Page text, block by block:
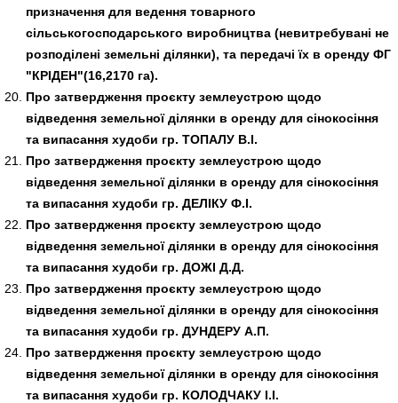
призначення для ведення товарного
сільськогосподарського виробництва (невитребувані не
розподілені земельні ділянки), та передачі їх в оренду ФГ
"КРІДЕН"(16,2170 га).
Про затвердження проєкту землеустрою щодо
відведення земельної ділянки в оренду для сінокосіння
та випасання худоби гр. ТОПАЛУ В.І.
Про затвердження проєкту землеустрою щодо
відведення земельної ділянки в оренду для сінокосіння
та випасання худоби гр. ДЕЛІКУ Ф.І.
Про затвердження проєкту землеустрою щодо
відведення земельної ділянки в оренду для сінокосіння
та випасання худоби гр. ДОЖІ Д.Д.
Про затвердження проєкту землеустрою щодо
відведення земельної ділянки в оренду для сінокосіння
та випасання худоби гр. ДУНДЕРУ А.П.
Про затвердження проєкту землеустрою щодо
відведення земельної ділянки в оренду для сінокосіння
та випасання худоби гр. КОЛОДЧАКУ І.І.